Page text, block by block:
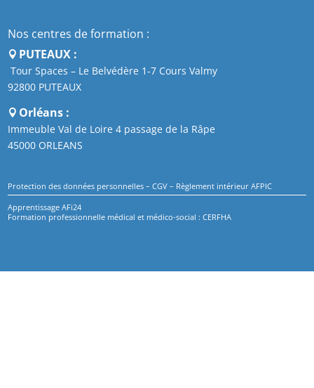
Nos centres de formation :
PUTEAUX :
Tour Spaces – Le Belvédère 1-7 Cours Valmy
92800 PUTEAUX
Orléans :
Immeuble Val de Loire 4 passage de la Râpe
45000 ORLEANS
Protection des données personnelles –CGV – Règlement intérieur AFPIC
Apprentissage AFi24
Formation professionnelle médical et médico-social : CERFHA